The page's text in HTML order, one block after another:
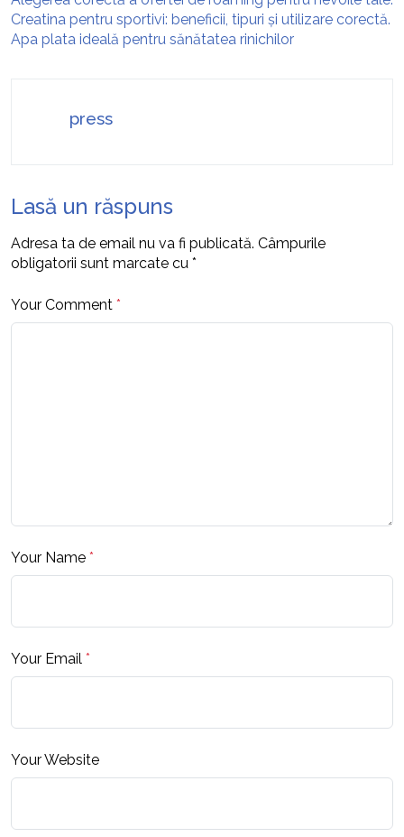
Creatina pentru sportivi: beneficii, tipuri și utilizare corectă.
Apa plata ideală pentru sănătatea rinichilor
press
Lasă un răspuns
Adresa ta de email nu va fi publicată. Câmpurile
obligatorii sunt marcate cu *
Your Comment *
Your Name *
Your Email *
Your Website